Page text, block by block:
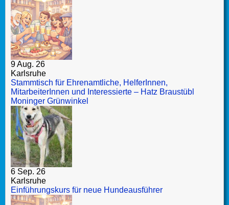
9 Aug. 26
Karlsruhe
Stammtisch für Ehrenamtliche, HelferInnen,
MitarbeiterInnen und Interessierte – Hatz Braustübl
Moninger Grünwinkel
6 Sep. 26
Karlsruhe
Einführungskurs für neue Hundeausführer